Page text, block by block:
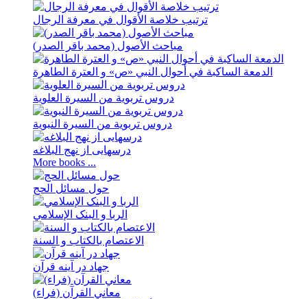
ترتيب خلاصة الأقوال في معرفة الرجال
مباحث الأصول (محمد باقر الصدر)
الدمعة الساکبة في أحوال النبي «ص» و العترة الطاهرة
دروس تربویة من السیرة العلویة
دروس تربویة من السیرة النبویة
درسهايی از نهج ‌البلاغه
More books ...
حول مسائل الحج
الربا و البنک الإسلامي
الاعتصام بالکتاب و السنة
جهاد در آینه قرآن
معاني القرآن (فراء)